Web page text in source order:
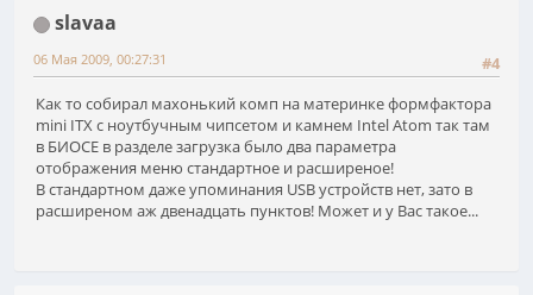
slavaa
#4
06 Мая 2009, 00:27:31
Как то собирал махонький комп на материнке формфактора
mini ITX с ноутбучным чипсетом и камнем Intel Atom так там
в БИОСЕ в разделе загрузка было два параметра
отображения меню стандартное и расширеное!
В стандартном даже упоминания USB устройств нет, зато в
расширеном аж двенадцать пунктов! Может и у Вас такое...